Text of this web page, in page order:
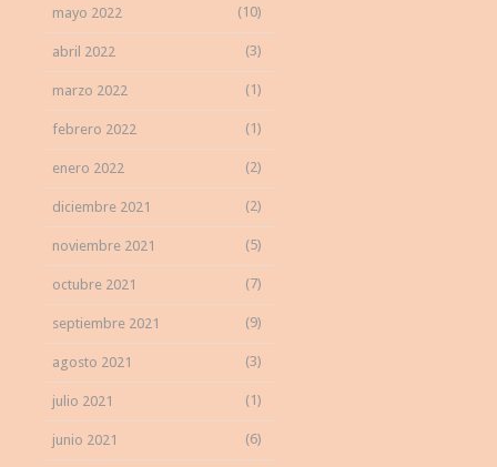
mayo 2022 (10)
abril 2022 (3)
marzo 2022 (1)
febrero 2022 (1)
enero 2022 (2)
diciembre 2021 (2)
noviembre 2021 (5)
octubre 2021 (7)
septiembre 2021 (9)
agosto 2021 (3)
julio 2021 (1)
junio 2021 (6)